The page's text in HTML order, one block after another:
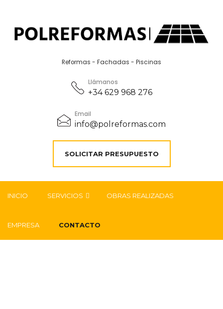
Reformas - Fachadas - Piscinas
Llámanos
+34 629 968 276
Email
info@polreformas.com
SOLICITAR PRESUPUESTO
INICIO SERVICIOS OBRAS REALIZADAS
EMPRESA CONTACTO